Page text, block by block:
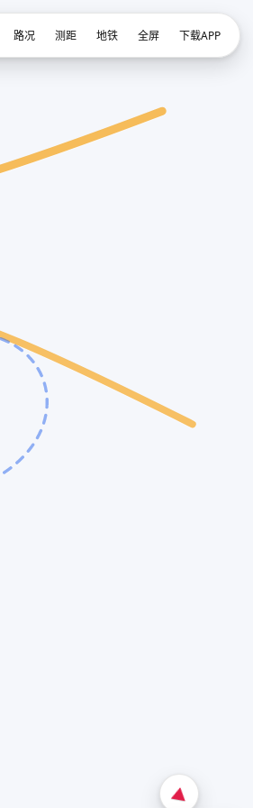
路况 测距 地铁 全屏 下载APP